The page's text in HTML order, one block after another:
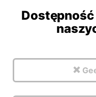
Dostępność